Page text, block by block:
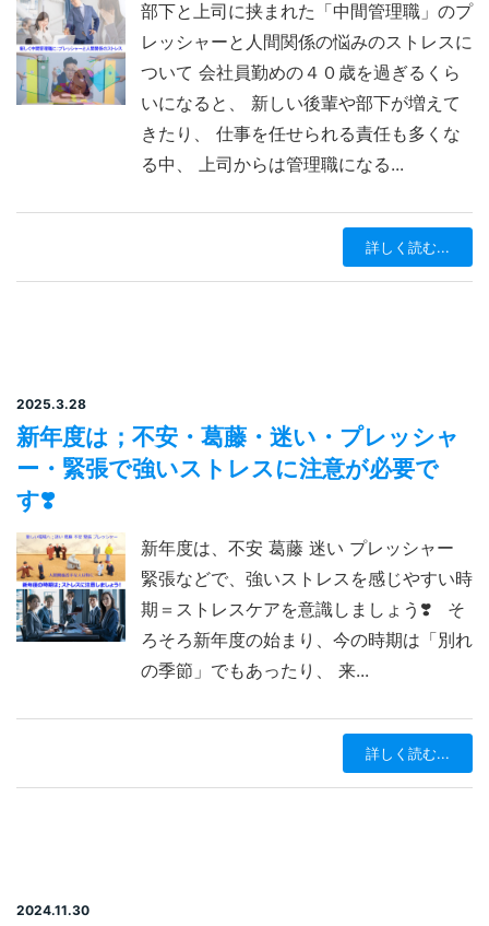
部下と上司に挟まれた「中間管理職」のプ
レッシャーと人間関係の悩みのストレスに
ついて 会社員勤めの４０歳を過ぎるくら
いになると、 新しい後輩や部下が増えて
きたり、 仕事を任せられる責任も多くな
る中、 上司からは管理職になる...
詳しく読む...
2025.3.28
新年度は；不安・葛藤・迷い・プレッシャ
ー・緊張で強いストレスに注意が必要で
す❣️
新年度は、不安 葛藤 迷い プレッシャー
緊張などで、強いストレスを感じやすい時
期＝ストレスケアを意識しましょう❣️ そ
ろそろ新年度の始まり、今の時期は「別れ
の季節」でもあったり、 来...
詳しく読む...
2024.11.30